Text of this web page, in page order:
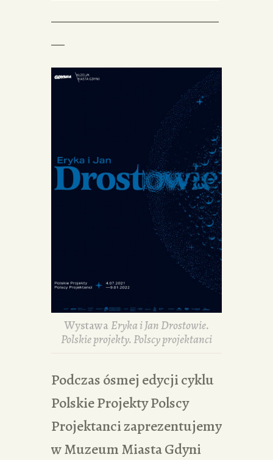
WystawaEryka i Jan Drostowie.
Polskie projekty. Polscy projektanci
Podczas ósmej edycji cyklu
Polskie Projekty Polscy
Projektanci zaprezentujemy
w Muzeum Miasta Gdyni